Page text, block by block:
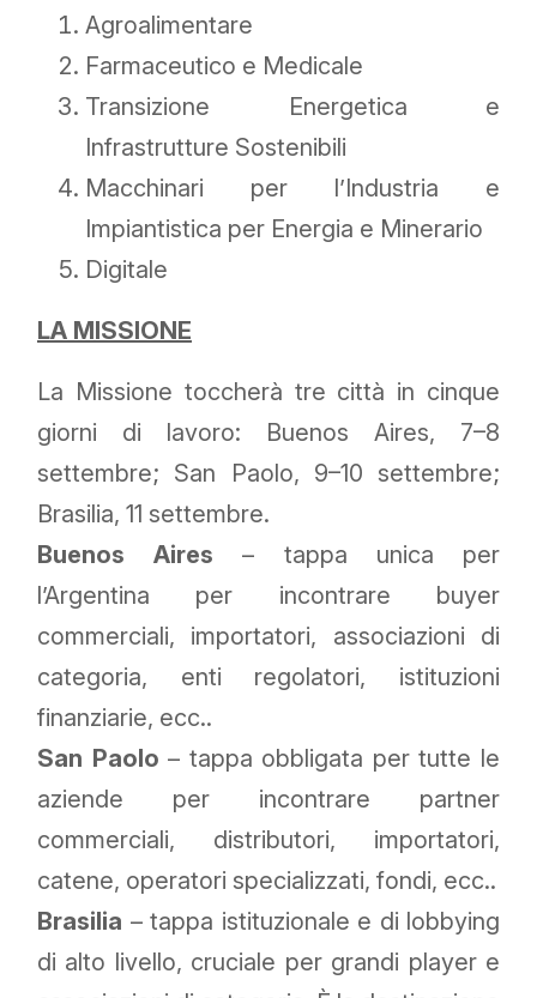
Agroalimentare
Farmaceutico e Medicale
Transizione Energetica e
Infrastrutture Sostenibili
Macchinari per l’Industria e
Impiantistica per Energia e Minerario
Digitale
LA MISSIONE
La Missione toccherà tre città in cinque
giorni di lavoro: Buenos Aires, 7–8
settembre; San Paolo, 9–10 settembre;
Brasilia, 11 settembre.
Buenos Aires – tappa unica per
l’Argentina per incontrare buyer
commerciali, importatori, associazioni di
categoria, enti regolatori, istituzioni
finanziarie, ecc..
San Paolo – tappa obbligata per tutte le
aziende per incontrare partner
commerciali, distributori, importatori,
catene, operatori specializzati, fondi, ecc..
Brasilia – tappa istituzionale e di lobbying
di alto livello, cruciale per grandi player e